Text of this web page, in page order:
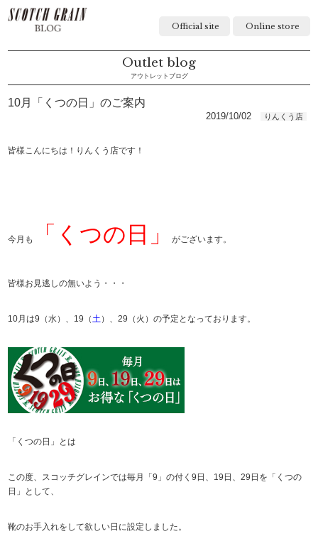
Official site Online store
Outlet blog
アウトレットブログ
10月「くつの日」のご案内
2019/10/02 りんくう店
皆様こんにちは！りんくう店です！
今月も 「くつの日」がございます。
皆様お見逃しの無いよう・・・
10月は9（水）、19（ 土 ）、29（火）の予定となっております。
「くつの日」とは
この度、スコッチグレインでは毎月「9」の付く9日、19日、29日を「くつの
日」として、
靴のお手入れをして欲しい日に設定しました。